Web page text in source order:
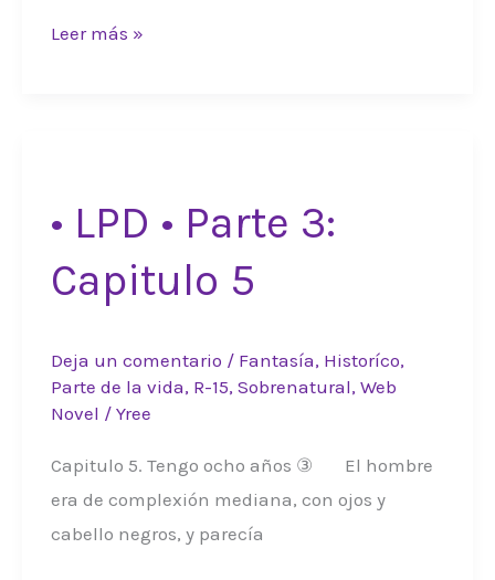
•
6
Leer más »
• LPD • Parte 3:
Capitulo 5
Deja un comentario / Fantasía, Historíco,
Parte de la vida, R-15, Sobrenatural, Web
Novel / Yree
Capitulo 5. Tengo ocho años ③ El hombre
era de complexión mediana, con ojos y
cabello negros, y parecía